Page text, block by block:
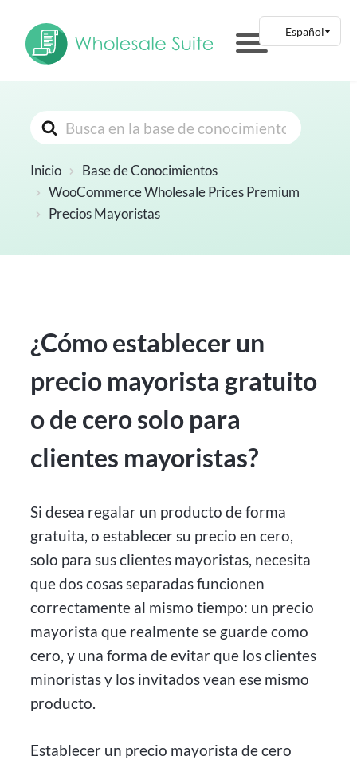
Buscar
Inicio
Base de Conocimientos
WooCommerce Wholesale Prices Premium
Precios Mayoristas
¿Cómo establecer un
precio mayorista gratuito
o de cero solo para
clientes mayoristas?
Si desea regalar un producto de forma
gratuita, o establecer su precio en cero,
solo para sus clientes mayoristas, necesita
que dos cosas separadas funcionen
correctamente al mismo tiempo: un precio
mayorista que realmente se guarde como
cero, y una forma de evitar que los clientes
minoristas y los invitados vean ese mismo
producto.
Establecer un precio mayorista de cero